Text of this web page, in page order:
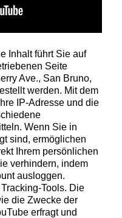
Inhalt führt Sie auf
Seite
Ave., San Bruno,
werden. Mit dem
IP-Adresse und die
Wenn Sie in
sind, ermöglichen
Ihrem persönlichen
verhindern, indem
ausloggen.
Tools. Die
die Zwecke der
erfragt und